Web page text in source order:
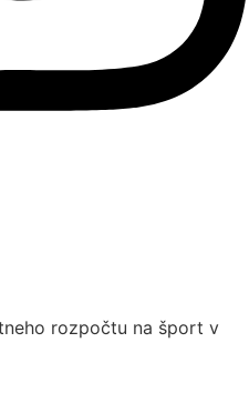
rozpočtu na šport v